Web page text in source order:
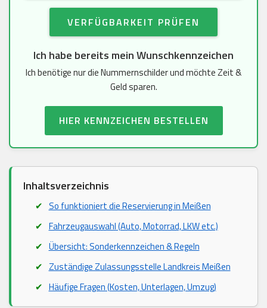
VERFÜGBARKEIT PRÜFEN
Ich habe bereits mein Wunschkennzeichen
Ich benötige nur die Nummernschilder und möchte Zeit &
Geld sparen.
HIER KENNZEICHEN BESTELLEN
Inhaltsverzeichnis
So funktioniert die Reservierung in Meißen
Fahrzeugauswahl (Auto, Motorrad, LKW etc.)
Übersicht: Sonderkennzeichen & Regeln
Zuständige Zulassungsstelle Landkreis Meißen
Häufige Fragen (Kosten, Unterlagen, Umzug)